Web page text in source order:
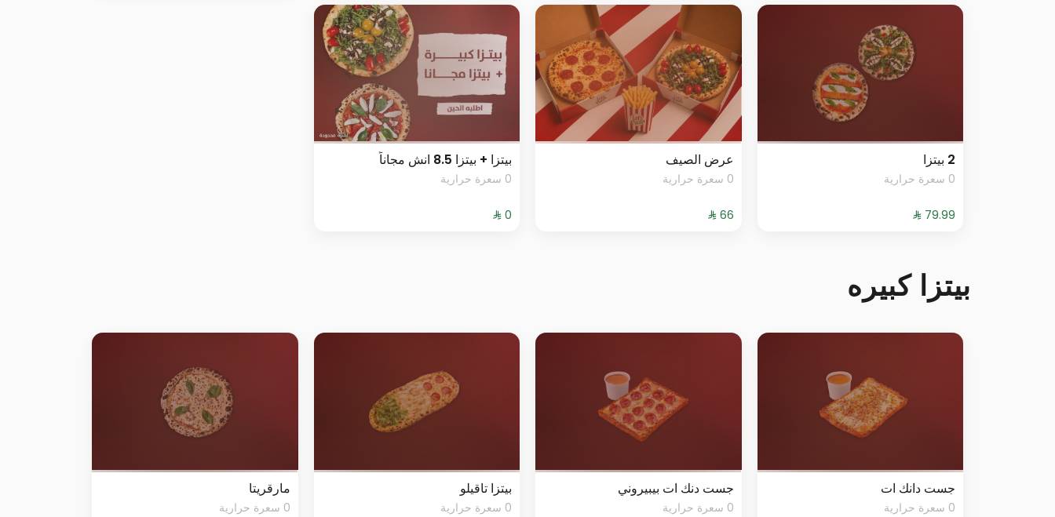
2 بيتزا
0 سعرة حرارية
عرض الصيف
0 سعرة حرارية
بيتزا + بيتزا 8.5 انش مجاناً
0 سعرة حرارية
بيتزا كبيره
جست دانك ات
0 سعرة حرارية
جست دنك ات بيبيروني
0 سعرة حرارية
بيتزا تاقيلو
0 سعرة حرارية
مارقريتا
0 سعرة حرارية